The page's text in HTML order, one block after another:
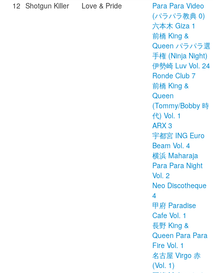
12 Shotgun Killer Love & Pride
Para Para Video
(パラパラ教典 0)
六本木 Giza 1
前橋 King &
Queen パラパラ選
手権 (Ninja Night)
伊勢崎 Luv Vol. 24
Ronde Club 7
前橋 King &
Queen
(Tommy/Bobby 時
代) Vol. 1
ARX 3
宇都宮 ING Euro
Beam Vol. 4
横浜 Maharaja
Para Para Night
Vol. 2
Neo Discotheque
4
甲府 Paradise
Cafe Vol. 1
長野 King &
Queen Para Para
Fire Vol. 1
名古屋 Virgo 赤
(Vol. 1)